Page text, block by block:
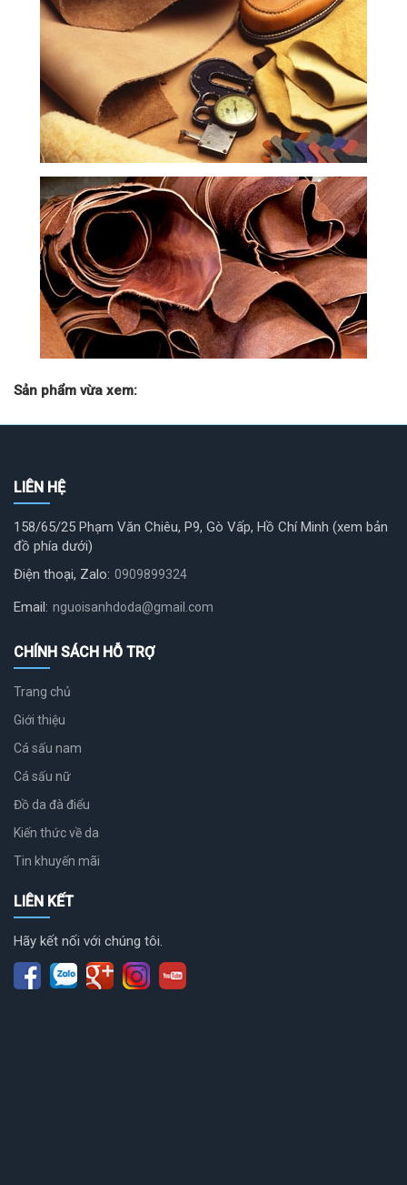
Sản phẩm vừa xem:
LIÊN HỆ
158/65/25 Phạm Văn Chiêu, P9, Gò Vấp, Hồ Chí Minh (xem bản
đồ phía dưới)
Điện thoại, Zalo: 0909899324
Email: nguoisanhdoda@gmail.com
CHÍNH SÁCH HỖ TRỢ
Trang chủ
Giới thiệu
Cá sấu nam
Cá sấu nữ
Đồ da đà điểu
Kiến thức về da
Tin khuyến mãi
LIÊN KẾT
Hãy kết nối với chúng tôi.